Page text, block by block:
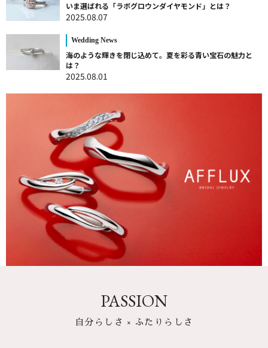
いま選ばれる「ラボグロウンダイヤモンド」とは？
2025.08.07
Wedding News
海のような輝きを閉じ込めて。夏を彩る青い宝石の魅力と
は？
2025.08.01
PASSION
自分らしさ × ふたりらしさ